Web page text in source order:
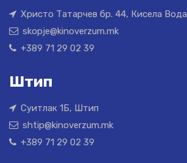
Христо Татарчев бр. 44, Кисела Вода
skopje@kinoverzum.mk
+389 71 29 02 39
Штип
Суитлак 1Б, Штип
shtip@kinoverzum.mk
+389 71 29 02 39